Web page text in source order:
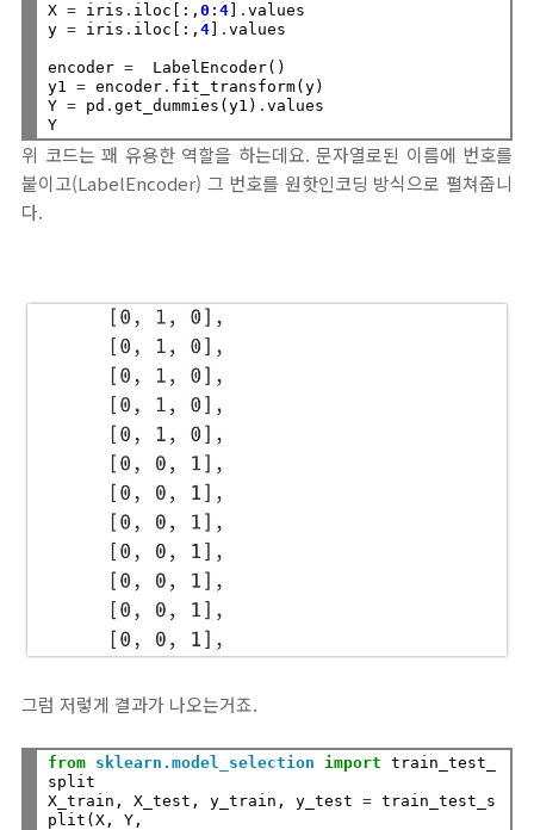
X = iris . iloc[:,0 :4 .values
y = iris . iloc[:,4 .values
encoder =
  LabelEncoder()
y1 = encoder . fit_transform(y)
Y = pd .get_dummies(y1) .values
위 코드는 꽤 유용한 역할을 하는데요. 문자열로된 이름에 번호를
붙이고(LabelEncoder) 그 번호를 원핫인코딩 방식으로 펼쳐줍니
다.
그럼 저렇게 결과가 나오는거죠.
from sklearn.model_selection import train_test_
split
X_train, X_test, y_train, y_test = train_test_s
plit(X, Y,